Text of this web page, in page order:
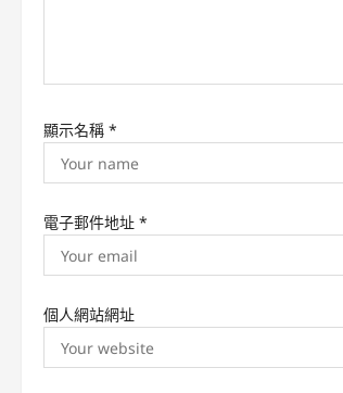
顯示名稱 *
電子郵件地址 *
個人網站網址